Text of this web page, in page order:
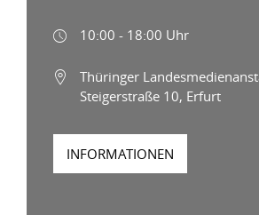
10:00 - 18:00 Uhr
Thüringer
Steigerstraße 10, Erfurt
INFORMATIONEN